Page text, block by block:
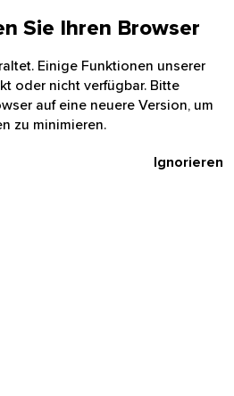
Sie Ihren Browser
Einige Funktionen unserer
oder nicht verfügbar. Bitte
auf eine neuere Version, um
zu minimieren.
Ignorieren